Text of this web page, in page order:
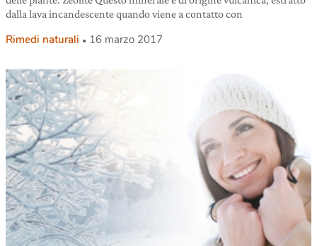
dalla lava incandescente quando viene a contatto con
Rimedi naturali 16 marzo 2017